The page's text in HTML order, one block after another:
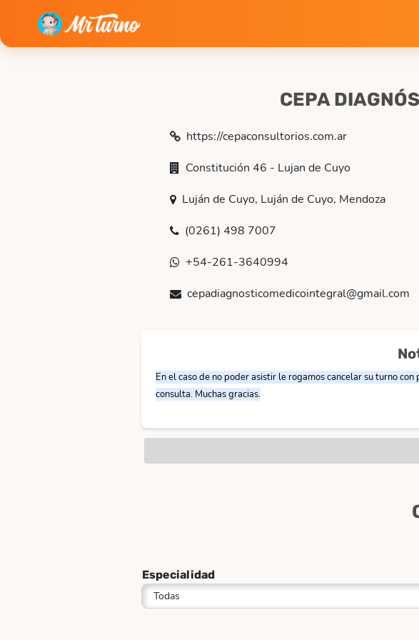
CEPA
https://cepaconsultorios.com.ar
Constitución 46 - Lujan de Cuyo
Luján de Cuyo, Luján de Cuyo, Mendoza
(0261) 498 7007
+54-261-3640994
cepadiagnosticomedicointegral@gmail.com
En el caso de no poder asistir le rogamos cancelar su turno
consulta. Muchas gracias.
Especialidad